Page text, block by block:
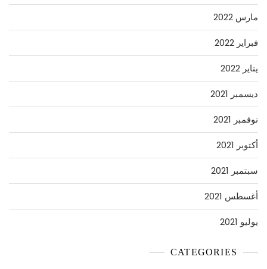
مارس 2022
فبراير 2022
يناير 2022
ديسمبر 2021
نوفمبر 2021
أكتوبر 2021
سبتمبر 2021
أغسطس 2021
يوليو 2021
CATEGORIES